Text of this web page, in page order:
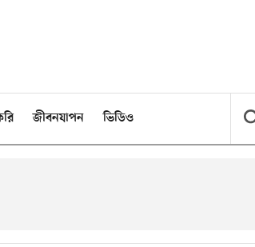
জীবনযাপন ভিডিও